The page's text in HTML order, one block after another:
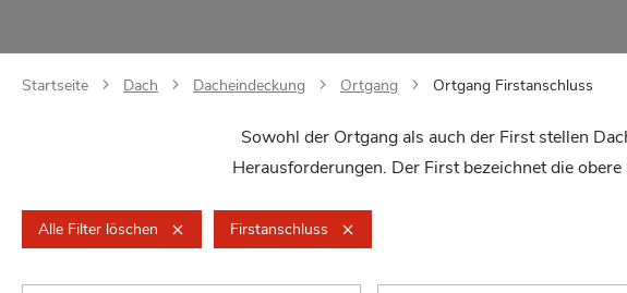
Startseite Dach Dacheindeckung Ortgang Ortgang Firstanschluss
Sowohl der Ortgang als auch der First stellen
Herausforderungen. Der First bezeichnet die
Alle Filter löschen Firstanschluss